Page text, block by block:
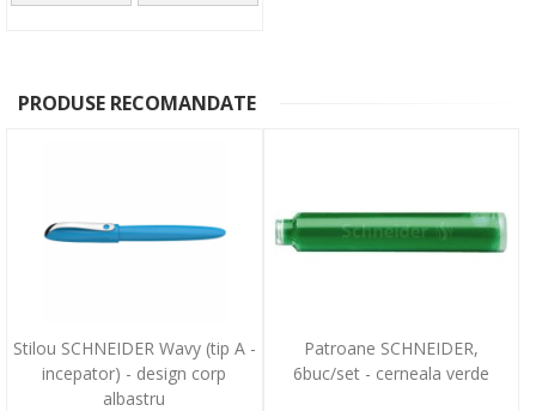
PRODUSE RECOMANDATE
Stilou SCHNEIDER Wavy (tip A -
incepator) - design corp
albastru
Patroane SCHNEIDER,
6buc/set - cerneala verde